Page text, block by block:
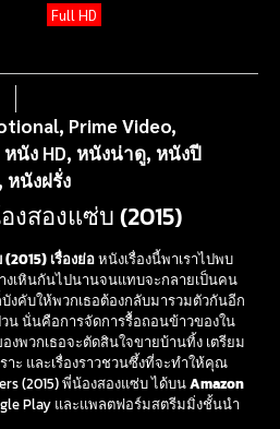
Full HD
, Prime Video,
หนัง HD, หนังน่าดู, หนังปี
, หนังฝรั่ง
งสองแซ่บ (2015)
เรื่องย่อหนังเรื่องนี้พาเราไปพบ
งเหินกันไปนานจนแทบจะกลายเป็นคน
คับให้พวกเธอต้องกลับมารวมตัวกันอีก
น นั่นคือการจัดการรื้อถอนข้าวของใน
พวกเธอจะตัดสินใจขายบ้านทิ้ง เตรียม
าะ และเรื่องราวชวนซึ้งที่จะทำให้คุณ
(2015) พี่น้องสองแซ่บ ได้บนAmazon
Play และแพลตฟอร์มสตรีมมิ่งชั้นนำ